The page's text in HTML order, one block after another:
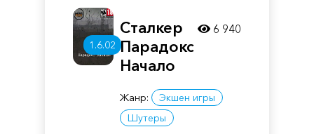
1.6.02
Сталкер
Парадокс
Начало
Жанр:
Экшен игры
Шутеры
6 940